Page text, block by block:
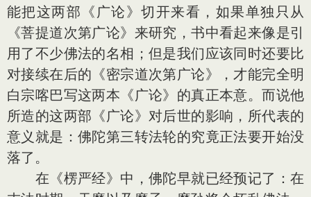
能把这两部《广论》切开来看，如果单独只从
《菩提道次第广论》来研究，书中看起来像是引
用了不少佛法的名相；但是我们应该同时还要比
对接续在后的《密宗道次第广论》，才能完全明
白宗喀巴写这两本《广论》的真正本意。而说他
所造的这两部《广论》对后世的影响，所代表的
意义就是：佛陀第三转法轮的究竟正法要开始没
落了。
在《楞严经》中，佛陀早就已经预记了：在